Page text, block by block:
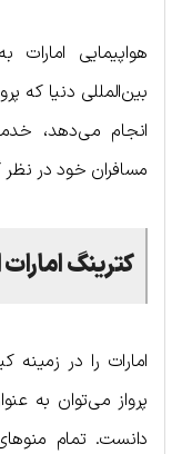
هواپیمایی امارات
انجام می‌دهد،
مسافران خود در
کترینگ امارات
امارات را در
پرواز می‌توان به
دانست. تمام